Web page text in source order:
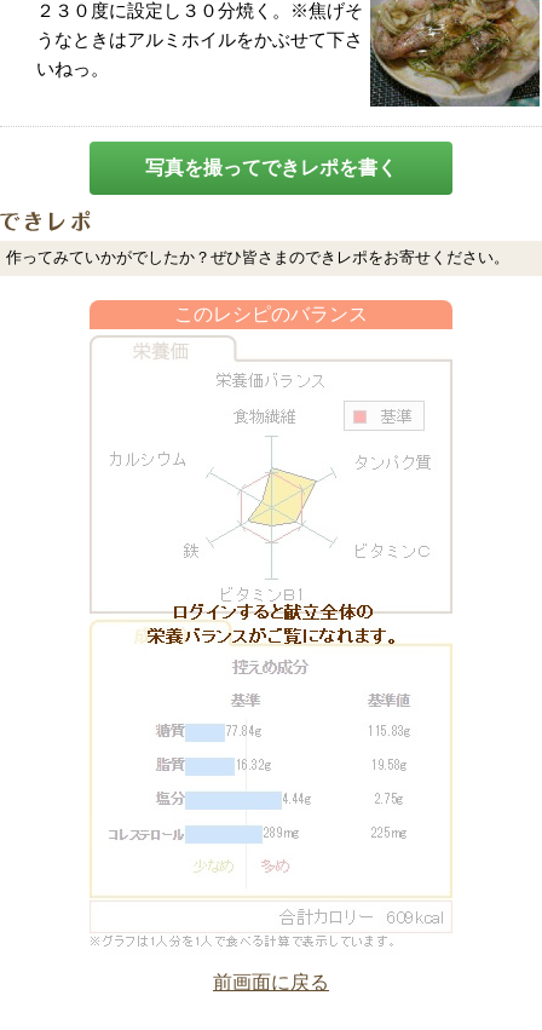
２３０度に設定し３０分焼く。※焦げそ
うなときはアルミホイルをかぶせて下さ
いねっ。
写真を撮ってできレポを書く
作ってみていかがでしたか？ぜひ皆さまのできレポをお寄せください。
このレシピのバランス
前画面に戻る